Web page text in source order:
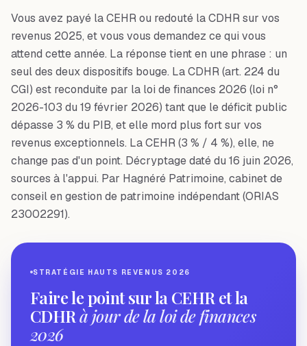
Vous avez payé la CEHR ou redouté la CDHR sur vos
revenus 2025, et vous vous demandez ce qui vous
attend cette année. La réponse tient en une phrase : un
seul des deux dispositifs bouge. La CDHR (art. 224 du
CGI) est reconduite par la loi de finances 2026 (loi n°
2026-103 du 19 février 2026) tant que le déficit public
dépasse 3 % du PIB, et elle mord plus fort sur vos
revenus exceptionnels. La CEHR (3 % / 4 %), elle, ne
change pas d'un point. Décryptage daté du 16 juin 2026,
sources à l'appui. Par Hagnéré Patrimoine, cabinet de
conseil en gestion de patrimoine indépendant (ORIAS
23002291).
STRATÉGIE HAUTS REVENUS 2026
Faire le point sur la CEHR et la
CDHRà jour de la loi de finances
2026